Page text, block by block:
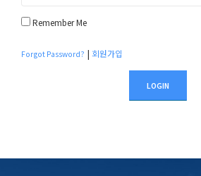
Remember Me
Forgot Password? | 회원가입
LOGIN